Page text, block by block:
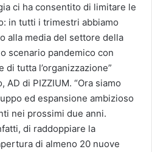
ci ha consentito di limitare le
in tutti i trimestri abbiamo
alla media del settore della
scenario pandemico con
tutta l’organizzazione”
di PIZZIUM. “Ora siamo
ed espansione ambizioso
nei prossimi due anni.
di raddoppiare la
di almeno 20 nuove